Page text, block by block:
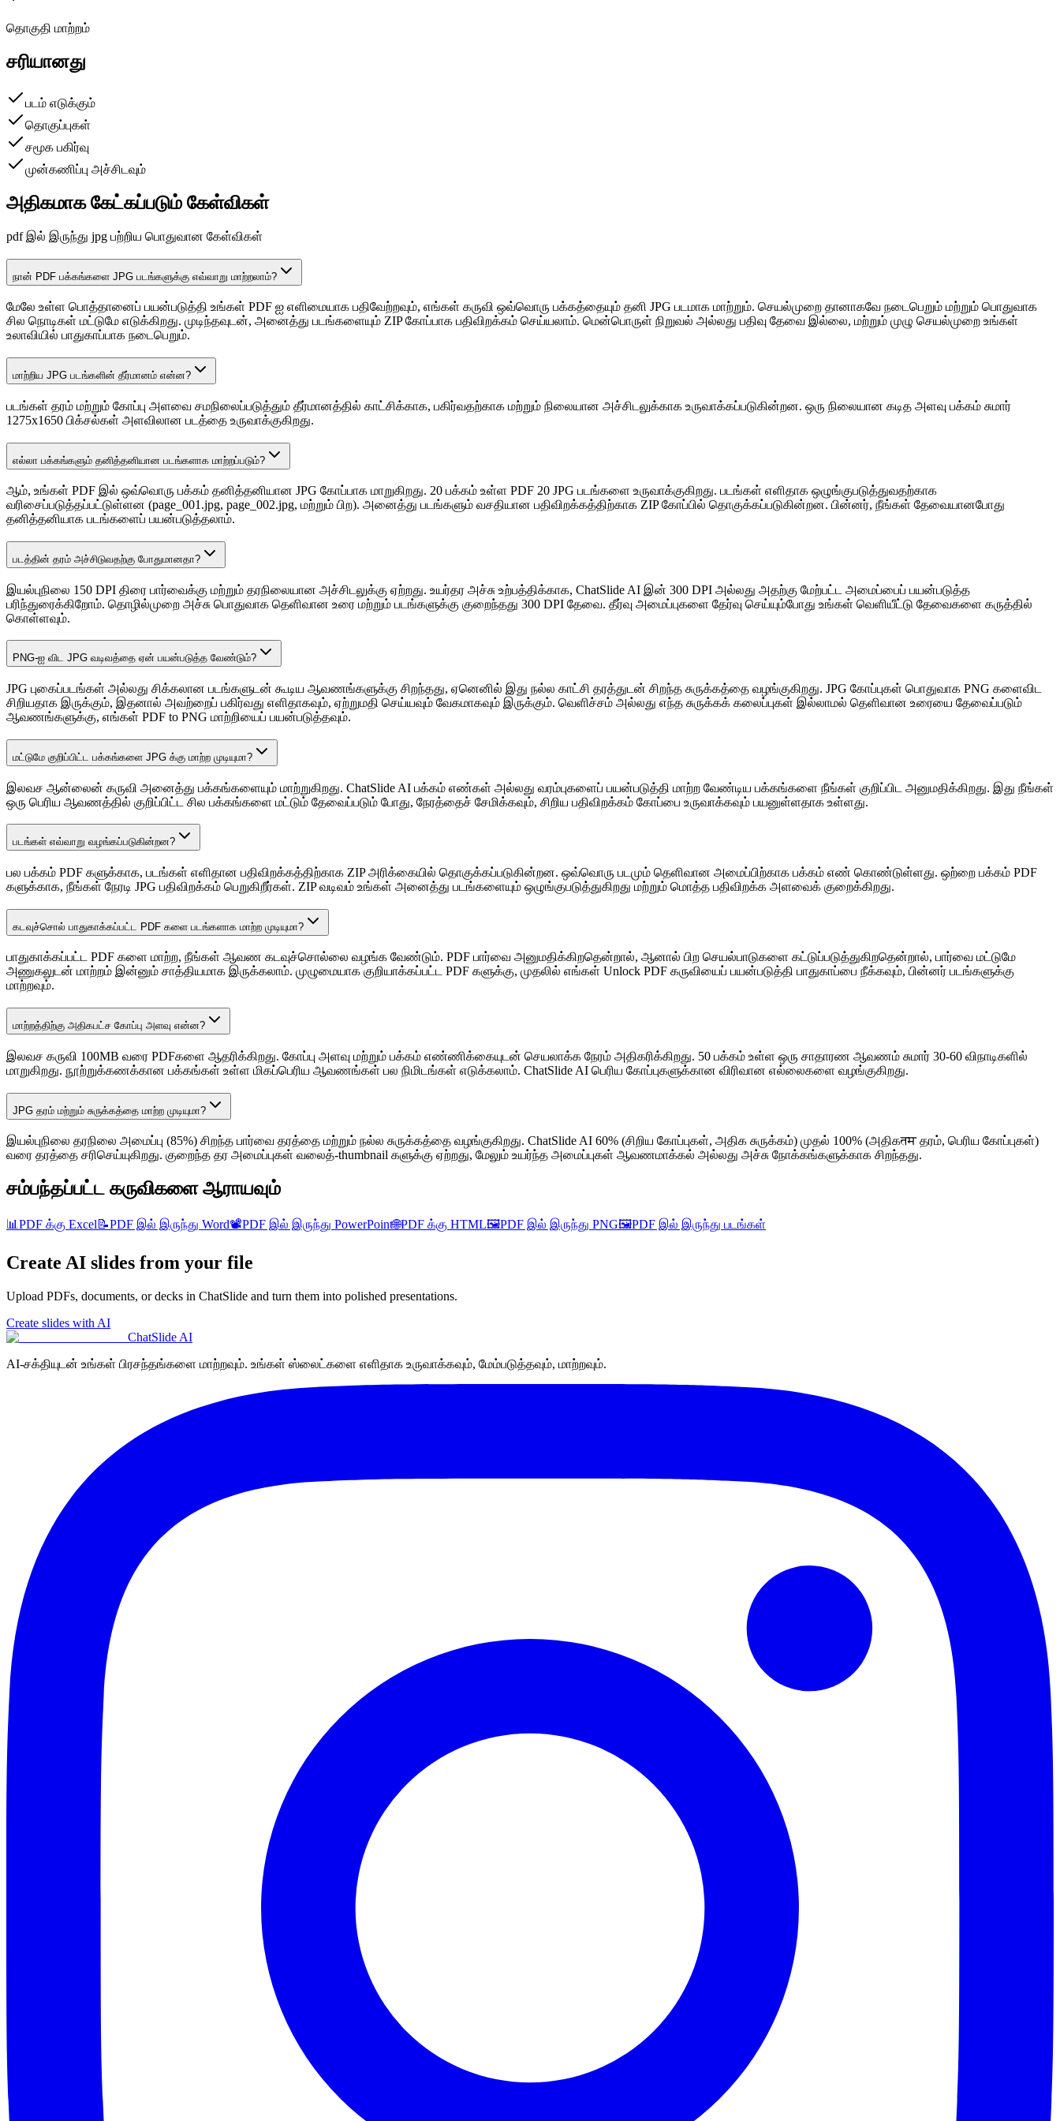
தொகுதி மாற்றம்
சரியானது
படம் எடுக்கும்
தொகுப்புகள்
சமூக பகிர்வு
முன்கணிப்பு அச்சிடவும்
அதிகமாக கேட்கப்படும் கேள்விகள்
pdf இல் இருந்து jpg பற்றிய பொதுவான கேள்விகள்
நான் PDF பக்கங்களை JPG படங்களுக்கு எவ்வாறு மாற்றலாம்?
மேலே உள்ள பொத்தானைப் பயன்படுத்தி உங்கள் PDF ஐ எளிமையாக பதிவேற்றவும், எங்கள் கருவி ஒவ்வொரு பக்கத்தையும் தனி JPG படமாக மாற்றும். செயல்முறை தானாகவே நடைபெறும் மற்றும் பொதுவாக
சில நொடிகள் மட்டுமே எடுக்கிறது. முடிந்தவுடன், அனைத்து படங்களையும் ZIP கோப்பாக பதிவிறக்கம் செய்யலாம். மென்பொருள் நிறுவல் அல்லது பதிவு தேவை இல்லை, மற்றும் முழு செயல்முறை உங்கள்
உலாவியில் பாதுகாப்பாக நடைபெறும்.
மாற்றிய JPG படங்களின் தீர்மானம் என்ன?
படங்கள் தரம் மற்றும் கோப்பு அளவை சமநிலைப்படுத்தும் தீர்மானத்தில் காட்சிக்காக, பகிர்வதற்காக மற்றும் நிலையான அச்சிடலுக்காக உருவாக்கப்படுகின்றன. ஒரு நிலையான கடித அளவு பக்கம் சுமார்
1275x1650 பிக்சல்கள் அளவிலான படத்தை உருவாக்குகிறது.
எல்லா பக்கங்களும் தனித்தனியான படங்களாக மாற்றப்படும்?
ஆம், உங்கள் PDF இல் ஒவ்வொரு பக்கம் தனித்தனியான JPG கோப்பாக மாறுகிறது. 20 பக்கம் உள்ள PDF 20 JPG படங்களை உருவாக்குகிறது. படங்கள் எளிதாக ஒழுங்குபடுத்துவதற்காக
வரிசைப்படுத்தப்பட்டுள்ளன (page_001.jpg, page_002.jpg, மற்றும் பிற). அனைத்து படங்களும் வசதியான பதிவிறக்கத்திற்காக ZIP கோப்பில் தொகுக்கப்படுகின்றன. பின்னர், நீங்கள் தேவையானபோது
தனித்தனியாக படங்களைப் பயன்படுத்தலாம்.
படத்தின் தரம் அச்சிடுவதற்கு போதுமானதா?
இயல்புநிலை 150 DPI திரை பார்வைக்கு மற்றும் தரநிலையான அச்சிடலுக்கு ஏற்றது. உயர்தர அச்சு உற்பத்திக்காக, ChatSlide AI இன் 300 DPI அல்லது அதற்கு மேற்பட்ட அமைப்பைப் பயன்படுத்த
பரிந்துரைக்கிறோம். தொழில்முறை அச்சு பொதுவாக தெளிவான உரை மற்றும் படங்களுக்கு குறைந்தது 300 DPI தேவை. தீர்வு அமைப்புகளை தேர்வு செய்யும்போது உங்கள் வெளியீட்டு தேவைகளை கருத்தில்
கொள்ளவும்.
PNG-ஐ விட JPG வடிவத்தை ஏன் பயன்படுத்த வேண்டும்?
JPG புகைப்படங்கள் அல்லது சிக்கலான படங்களுடன் கூடிய ஆவணங்களுக்கு சிறந்தது, ஏனெனில் இது நல்ல காட்சி தரத்துடன் சிறந்த சுருக்கத்தை வழங்குகிறது. JPG கோப்புகள் பொதுவாக PNG களைவிட
சிறியதாக இருக்கும், இதனால் அவற்றைப் பகிர்வது எளிதாகவும், ஏற்றுமதி செய்யவும் வேகமாகவும் இருக்கும். வெளிச்சம் அல்லது எந்த சுருக்கக் கலைப்புகள் இல்லாமல் தெளிவான உரையை தேவைப்படும்
ஆவணங்களுக்கு, எங்கள் PDF to PNG மாற்றியைப் பயன்படுத்தவும்.
மட்டுமே குறிப்பிட்ட பக்கங்களை JPG க்கு மாற்ற முடியுமா?
இலவச ஆன்லைன் கருவி அனைத்து பக்கங்களையும் மாற்றுகிறது. ChatSlide AI பக்கம் எண்கள் அல்லது வரம்புகளைப் பயன்படுத்தி மாற்ற வேண்டிய பக்கங்களை நீங்கள் குறிப்பிட அனுமதிக்கிறது. இது நீங்கள்
ஒரு பெரிய ஆவணத்தில் குறிப்பிட்ட சில பக்கங்களை மட்டும் தேவைப்படும் போது, நேரத்தைச் சேமிக்கவும், சிறிய பதிவிறக்கம் கோப்பை உருவாக்கவும் பயனுள்ளதாக உள்ளது.
படங்கள் எவ்வாறு வழங்கப்படுகின்றன?
பல பக்கம் PDF களுக்காக, படங்கள் எளிதான பதிவிறக்கத்திற்காக ZIP அரிக்கையில் தொகுக்கப்படுகின்றன. ஒவ்வொரு படமும் தெளிவான அமைப்பிற்காக பக்கம் எண் கொண்டுள்ளது. ஒற்றை பக்கம் PDF
களுக்காக, நீங்கள் நேரடி JPG பதிவிறக்கம் பெறுகிறீர்கள். ZIP வடிவம் உங்கள் அனைத்து படங்களையும் ஒழுங்குபடுத்துகிறது மற்றும் மொத்த பதிவிறக்க அளவைக் குறைக்கிறது.
கடவுச்சொல் பாதுகாக்கப்பட்ட PDF களை படங்களாக மாற்ற முடியுமா?
பாதுகாக்கப்பட்ட PDF களை மாற்ற, நீங்கள் ஆவண கடவுச்சொல்லை வழங்க வேண்டும். PDF பார்வை அனுமதிக்கிறதென்றால், ஆனால் பிற செயல்பாடுகளை கட்டுப்படுத்துகிறதென்றால், பார்வை மட்டுமே
அணுகலுடன் மாற்றம் இன்னும் சாத்தியமாக இருக்கலாம். முழுமையாக குறியாக்கப்பட்ட PDF களுக்கு, முதலில் எங்கள் Unlock PDF கருவியைப் பயன்படுத்தி பாதுகாப்பை நீக்கவும், பின்னர் படங்களுக்கு
மாற்றவும்.
மாற்றத்திற்கு அதிகபட்ச கோப்பு அளவு என்ன?
இலவச கருவி 100MB வரை PDFகளை ஆதரிக்கிறது. கோப்பு அளவு மற்றும் பக்கம் எண்ணிக்கையுடன் செயலாக்க நேரம் அதிகரிக்கிறது. 50 பக்கம் உள்ள ஒரு சாதாரண ஆவணம் சுமார் 30-60 விநாடிகளில்
மாறுகிறது. நூற்றுக்கணக்கான பக்கங்கள் உள்ள மிகப்பெரிய ஆவணங்கள் பல நிமிடங்கள் எடுக்கலாம். ChatSlide AI பெரிய கோப்புகளுக்கான விரிவான எல்லைகளை வழங்குகிறது.
JPG தரம் மற்றும் சுருக்கத்தை மாற்ற முடியுமா?
இயல்புநிலை தரநிலை அமைப்பு (85%) சிறந்த பார்வை தரத்தை மற்றும் நல்ல சுருக்கத்தை வழங்குகிறது. ChatSlide AI 60% (சிறிய கோப்புகள், அதிக சுருக்கம்) முதல் 100% (அதிகतम தரம், பெரிய கோப்புகள்)
வரை தரத்தை சரிசெய்யுகிறது. குறைந்த தர அமைப்புகள் வலைத்-thumbnail களுக்கு ஏற்றது, மேலும் உயர்ந்த அமைப்புகள் ஆவணமாக்கல் அல்லது அச்சு நோக்கங்களுக்காக சிறந்தது.
சம்பந்தப்பட்ட கருவிகளை ஆராயவும்
📊 PDF க்கு Excel 📝PDF இல் இருந்து Word📽️PDF இல் இருந்து PowerPoint🌐PDF க்கு HTML🖼️PDF இல் இருந்து PNG🖼️PDF இல் இருந்து படங்கள்
Create AI slides from your file
Upload PDFs, documents, or decks in ChatSlide and turn them into polished presentations.
Create slides with AI
ChatSlide AI
AI-சக்தியுடன் உங்கள் பிரசந்தங்களை மாற்றவும். உங்கள் ஸ்லைட்களை எளிதாக உருவாக்கவும், மேம்படுத்தவும், மாற்றவும்.